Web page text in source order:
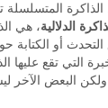
المتسلسلة
الدلالية، هي
أو
تقع عليها
البعض الآخر